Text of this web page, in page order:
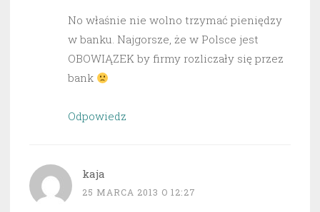
No właśnie nie wolno trzymać pieniędzy
w banku. Najgorsze, że w Polsce jest
OBOWIĄZEK by firmy rozliczały się przez
bank
Odpowiedz
kaja
25 MARCA 2013 O 12:27